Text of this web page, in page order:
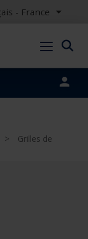
- France
>
Grilles de